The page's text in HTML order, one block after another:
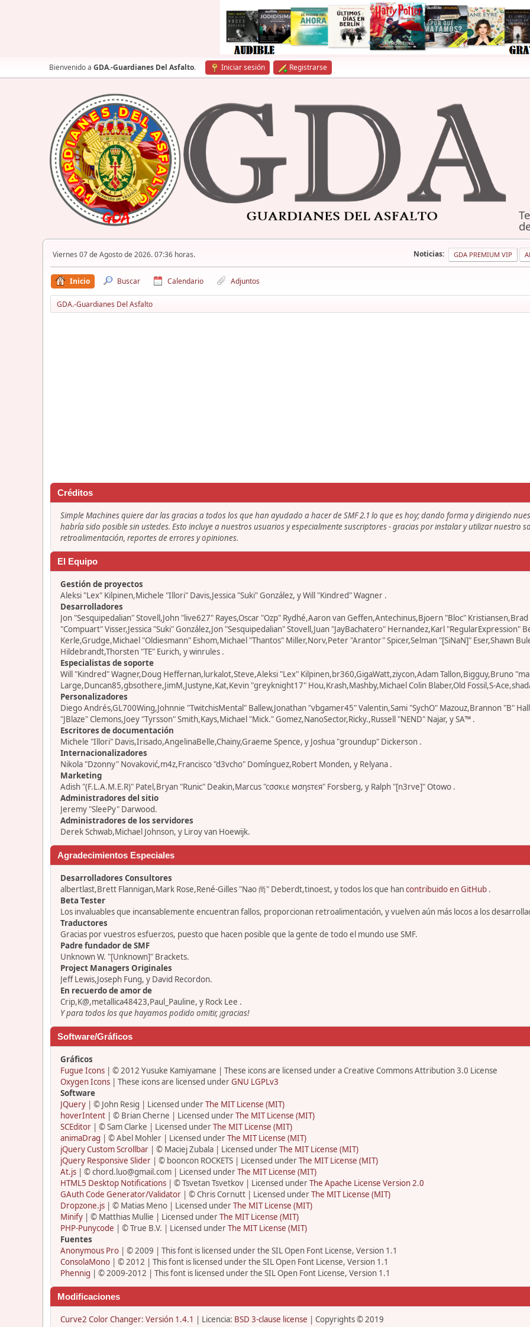
Bienvenido a GDA.-Guardianes Del Asfalto. Iniciar sesión Registrarse
Viernes 07 de Agosto de 2026. 07:36 horas. Noticias: GDA PREMIUM VIP
Inicio Buscar Calendario Adjuntos
GDA.-Guardianes Del Asfalto
Créditos
Simple Machines quiere dar las gracias a todos los que han ayudado a hacer de SMF 2.1 lo que es hoy; dando forma y dirigiendo
habría sido posible sin ustedes. Esto incluye a nuestros usuarios y especialmente suscriptores - gracias por instalar y utilizar nuestro
retroalimentación, reportes de errores y opiniones.
El Equipo
Gestión de proyectos
Aleksi "Lex" Kilpinen,Michele "Illori" Davis,Jessica "Suki" González, y Will "Kindred" Wagner .
Desarrolladores
Jon "Sesquipedalian" Stovell,John "live627" Rayes,Oscar "Ozp" Rydhé,Aaron van Geffen,Antechinus,Bjoern "Bloc"
"Compuart" Visser,Jessica "Suki" González,Jon "Sesquipedalian" Stovell,Juan "JayBachatero" Hernandez,Karl
Kerle,Grudge,Michael "Oldiesmann" Eshom,Michael "Thantos" Miller,Norv,Peter "Arantor" Spicer,Selman "[SiNaN]" Eser,Shawn
Hildebrandt,Thorsten "TE" Eurich, y winrules .
Especialistas de soporte
Will "Kindred" Wagner,Doug Heffernan,lurkalot,Steve,Aleksi "Lex" Kilpinen,br360,GigaWatt,ziycon,Adam Tallon,Bigguy,Bruno
Large,Duncan85,gbsothere,JimM,Justyne,Kat,Kevin "greyknight17" Hou,Krash,Mashby,Michael Colin Blaber,Old Fossil,S-
Personalizadores
Diego Andrés,GL700Wing,Johnnie "TwitchisMental" Ballew,Jonathan "vbgamer45" Valentin,Sami "SychO" Mazouz,Brannon "B"
"JBlaze" Clemons,Joey "Tyrsson" Smith,Kays,Michael "Mick." Gomez,NanoSector,Ricky.,Russell "NEND" Najar, y SA™ .
Escritores de documentación
Michele "Illori" Davis,Irisado,AngelinaBelle,Chainy,Graeme Spence, y Joshua "groundup" Dickerson .
Internacionalizadores
Nikola "Dzonny" Novaković,m4z,Francisco "d3vcho" Domínguez,Robert Monden, y Relyana .
Marketing
Adish "(F.L.A.M.E.R)" Patel,Bryan "Runic" Deakin,Marcus "cσσкιє мσηѕтєя" Forsberg, y Ralph "[n3rve]" Otowo .
Administradores del sitio
Jeremy "SleePy" Darwood.
Administradores de los servidores
Derek Schwab,Michael Johnson, y Liroy van Hoewijk.
Agradecimientos Especiales
Desarrolladores Consultores
albertlast,Brett Flannigan,Mark Rose,René-Gilles "Nao 尚" Deberdt,tinoest, y todos los que hancontribuido en GitHub .
Beta Tester
Los invaluables que incansablemente encuentran fallos, proporcionan retroalimentación, y vuelven aún más locos a los
Traductores
Gracias por vuestros esfuerzos, puesto que hacen posible que la gente de todo el mundo use SMF.
Padre fundador de SMF
Unknown W. "[Unknown]" Brackets.
Project Managers Originales
Jeff Lewis,Joseph Fung, y David Recordon.
En recuerdo de amor de
Crip,K@,metallica48423,Paul_Pauline, y Rock Lee .
Y para todos los que hayamos podido omitir, ¡gracias!
Software/Gráficos
Gráficos
Fugue Icons | © 2012 Yusuke Kamiyamane | These icons are licensed under a Creative Commons Attribution 3.0 License
Oxygen Icons | These icons are licensed underGNU LGPLv3
Software
JQuery | © John Resig | Licensed underThe MIT License (MIT)
hoverIntent | © Brian Cherne | Licensed underThe MIT License (MIT)
SCEditor | © Sam Clarke | Licensed underThe MIT License (MIT)
animaDrag | © Abel Mohler | Licensed underThe MIT License (MIT)
jQuery Custom Scrollbar | © Maciej Zubala | Licensed underThe MIT License (MIT)
jQuery Responsive Slider | © booncon ROCKETS | Licensed underThe MIT License (MIT)
At.js | © chord.luo@gmail.com | Licensed underThe MIT License (MIT)
HTML5 Desktop Notifications | © Tsvetan Tsvetkov | Licensed underThe Apache License Version 2.0
GAuth Code Generator/Validator | © Chris Cornutt | Licensed underThe MIT License (MIT)
Dropzone.js | © Matias Meno | Licensed underThe MIT License (MIT)
Minify | © Matthias Mullie | Licensed underThe MIT License (MIT)
PHP-Punycode | © True B.V. | Licensed underThe MIT License (MIT)
Fuentes
Anonymous Pro | © 2009 | This font is licensed under the SIL Open Font License, Version 1.1
ConsolaMono | © 2012 | This font is licensed under the SIL Open Font License, Version 1.1
Phennig | © 2009-2012 | This font is licensed under the SIL Open Font License, Version 1.1
Modificaciones
Curve2 Color Changer: Versión 1.4.1 | Licencia: BSD 3-clause license | Copyrights © 2019